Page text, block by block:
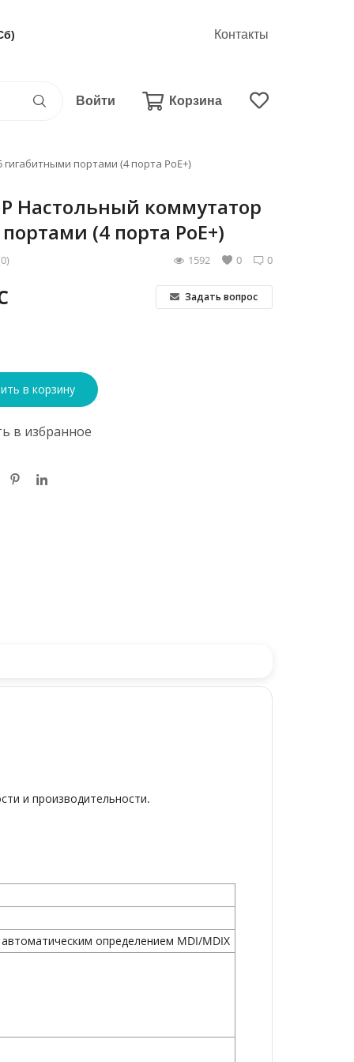
Контакты
Войти Корзина
портами (4 порта PoE+)
Настольный коммутатор
(4 порта PoE+)
0
0
1592
Задать вопрос
в корзину
в избранное
и производительности.
определением MDI/MDIX